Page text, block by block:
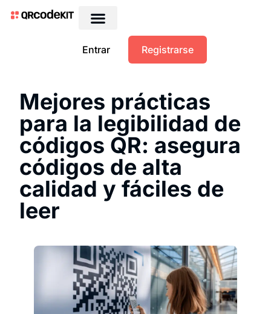
Entrar Registrarse
Mejores prácticas
para la legibilidad de
códigos QR: asegura
códigos de alta
calidad y fáciles de
leer